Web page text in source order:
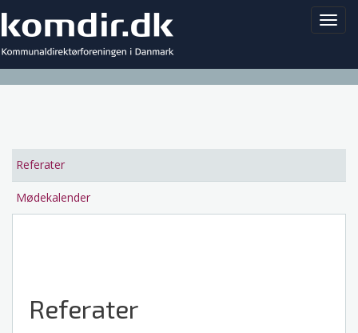
Main
navigation
Referater
Mødekalender
Referater